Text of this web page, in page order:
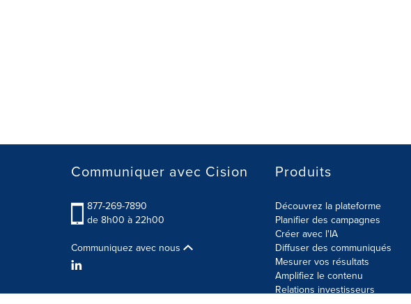
Communiquer avec Cision
877-269-7890
de 8h00 à 22h00
Communiquez avec nous
Produits
Découvrez la plateforme
Planifier des campagnes
Créer avec l'IA
Diffuser des communiqués
Mesurer vos résultats
Amplifiez le contenu
Relations investisseurs